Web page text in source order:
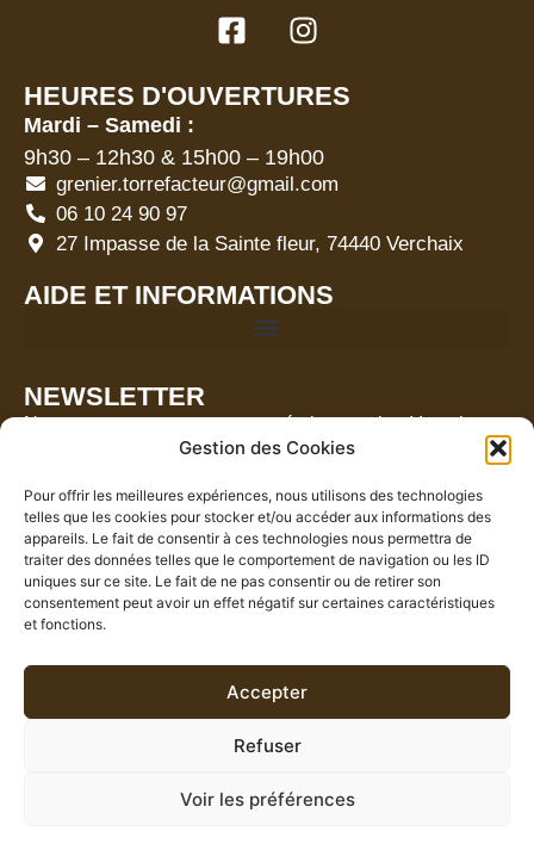
Gestion des Cookies
Pour offrir les meilleures expériences, nous utilisons des technologies
telles que les cookies pour stocker et/ou accéder aux informations des
appareils. Le fait de consentir à ces technologies nous permettra de
traiter des données telles que le comportement de navigation ou les ID
uniques sur ce site. Le fait de ne pas consentir ou de retirer son
consentement peut avoir un effet négatif sur certaines caractéristiques
et fonctions.
Accepter
Refuser
Voir les préférences
HEURES D'OUVERTURES
Mardi – Samedi :
9h30 – 12h30 & 15h00 – 19h00
grenier.torrefacteur@gmail.com
06 10 24 90 97
27 Impasse de la Sainte fleur, 74440 Verchaix
AIDE ET INFORMATIONS
NEWSLETTER
Ne manquez aucune nouveauté ni promotion ! Inscrivez-
vous à notre newsletter pour rester informé(e) en
S'INSCRIRE